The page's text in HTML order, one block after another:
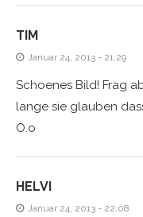
TIM
Januar 24, 2013 - 21:29
Schoenes Bild! Frag
lange sie glauben
O.o
HELVI
Januar 24, 2013 - 22:08